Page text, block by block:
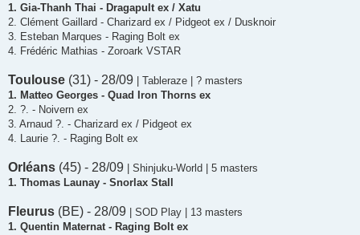
1. Gia-Thanh Thai - Dragapult ex / Xatu
2. Clément Gaillard - Charizard ex / Pidgeot ex / Dusknoir
3. Esteban Marques - Raging Bolt ex
4. Frédéric Mathias - Zoroark VSTAR
Toulouse (31) - 28/09 | Tableraze | ? masters
1. Matteo Georges - Quad Iron Thorns ex
2. ?. - Noivern ex
3. Arnaud ?. - Charizard ex / Pidgeot ex
4. Laurie ?. - Raging Bolt ex
Orléans (45) - 28/09 | Shinjuku-World | 5 masters
1. Thomas Launay - Snorlax Stall
Fleurus (BE) - 28/09 | SOD Play | 13 masters
1. Quentin Maternat - Raging Bolt ex